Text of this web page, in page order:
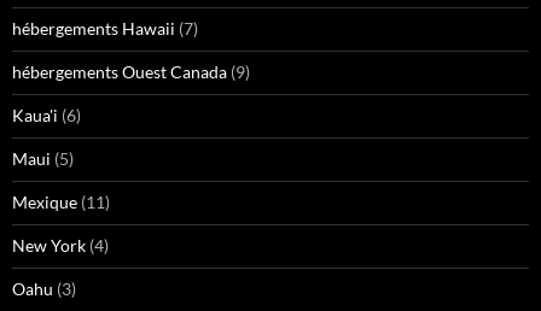
hébergements Hawaii (7)
hébergements Ouest Canada (9)
Kaua'i (6)
Maui (5)
Mexique (11)
New York (4)
Oahu (3)